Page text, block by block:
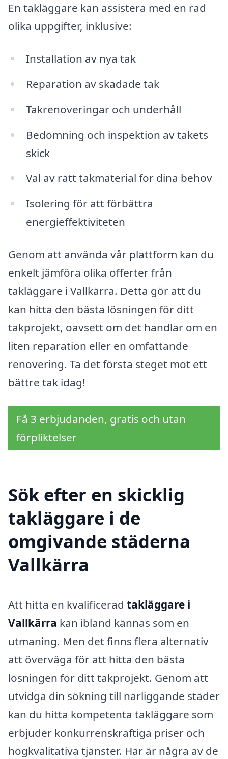
En takläggare kan assistera med en rad
olika uppgifter, inklusive:
Installation av nya tak
Reparation av skadade tak
Takrenoveringar och underhåll
Bedömning och inspektion av takets
skick
Val av rätt takmaterial för dina behov
Isolering för att förbättra
energieffektiviteten
Genom att använda vår plattform kan du
enkelt jämföra olika offerter från
takläggare i Vallkärra. Detta gör att du
kan hitta den bästa lösningen för ditt
takprojekt, oavsett om det handlar om en
liten reparation eller en omfattande
renovering. Ta det första steget mot ett
bättre tak idag!
Få 3 erbjudanden, gratis och utan
förpliktelser
Sök efter en skicklig
takläggare i de
omgivande städerna
Vallkärra
Att hitta en kvalificerad takläggare i
Vallkärra kan ibland kännas som en
utmaning. Men det finns flera alternativ
att överväga för att hitta den bästa
lösningen för ditt takprojekt. Genom att
utvidga din sökning till närliggande städer
kan du hitta kompetenta takläggare som
erbjuder konkurrenskraftiga priser och
högkvalitativa tjänster. Här är några av de